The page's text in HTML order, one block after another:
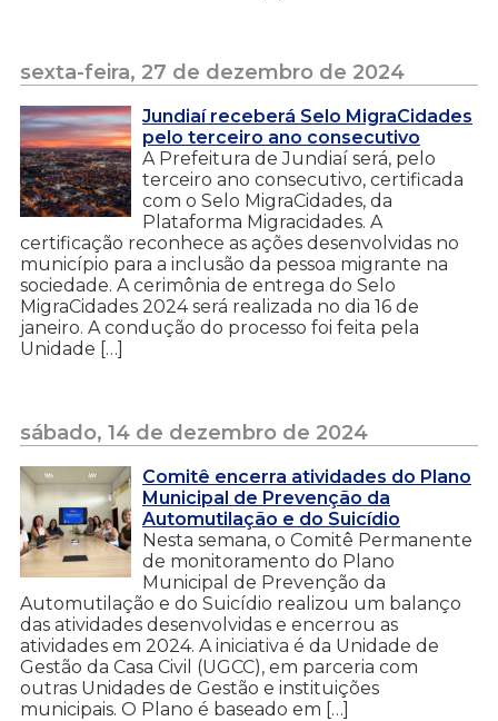
sexta-feira, 27 de dezembro de 2024
Jundiaí receberá Selo MigraCidades
pelo terceiro ano consecutivo
A Prefeitura de Jundiaí será, pelo
terceiro ano consecutivo, certificada
com o Selo MigraCidades, da
Plataforma Migracidades. A
certificação reconhece as ações desenvolvidas no
município para a inclusão da pessoa migrante na
sociedade. A cerimônia de entrega do Selo
MigraCidades 2024 será realizada no dia 16 de
janeiro. A condução do processo foi feita pela
Unidade […]
sábado, 14 de dezembro de 2024
Comitê encerra atividades do Plano
Municipal de Prevenção da
Automutilação e do Suicídio
Nesta semana, o Comitê Permanente
de monitoramento do Plano
Municipal de Prevenção da
Automutilação e do Suicídio realizou um balanço
das atividades desenvolvidas e encerrou as
atividades em 2024. A iniciativa é da Unidade de
Gestão da Casa Civil (UGCC), em parceria com
outras Unidades de Gestão e instituições
municipais. O Plano é baseado em […]